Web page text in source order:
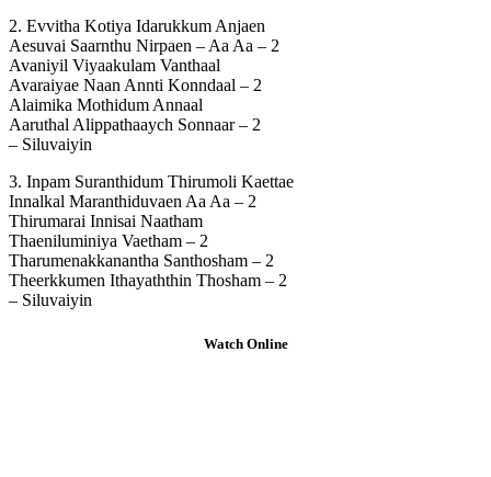
2. Evvitha Kotiya Idarukkum Anjaen
Aesuvai Saarnthu Nirpaen – Aa Aa – 2
Avaniyil Viyaakulam Vanthaal
Avaraiyae Naan Annti Konndaal – 2
Alaimika Mothidum Annaal
Aaruthal Alippathaaych Sonnaar – 2
– Siluvaiyin
3. Inpam Suranthidum Thirumoli Kaettae
Innalkal Maranthiduvaen Aa Aa – 2
Thirumarai Innisai Naatham
Thaeniluminiya Vaetham – 2
Tharumenakkanantha Santhosham – 2
Theerkkumen Ithayaththin Thosham – 2
– Siluvaiyin
Watch Online